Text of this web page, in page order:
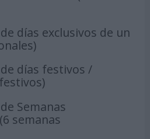
días exclusivos de un
días festivos /
Semanas
semanas